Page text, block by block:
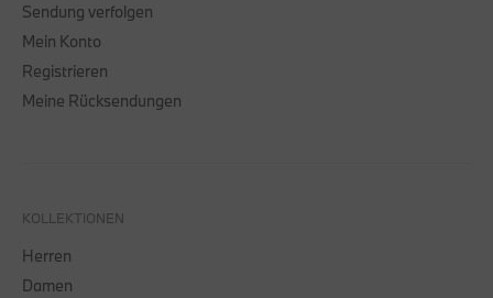
Sendung verfolgen
Mein Konto
Registrieren
Meine Rücksendungen
KOLLEKTIONEN
Herren
Damen